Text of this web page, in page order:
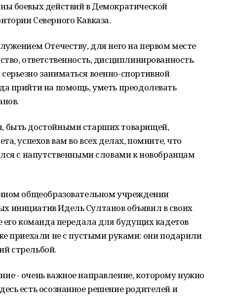
боевых действий в Демократической
Северного Кавказа.
Отечеству, для него на первом месте
ответственность, дисциплинированность.
заниматься военно-спортивной
прийти на помощь, уметь преодолевать
быть достойными старших товарищей,
успехов вам во всех делах, помните, что
с напутственными словами к новобранцам
общеобразовательном учреждении
инициатив Идель Султанов объявил в своих
его команда передала для будущих кадетов
приехали не с пустыми руками: они подарили
стрельбой.
- очень важное направление, которому нужно
есть осознанное решение родителей и